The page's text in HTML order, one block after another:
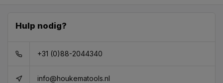
Hulp nodig?
+31 (0)88-2044340
info@houkematools.nl